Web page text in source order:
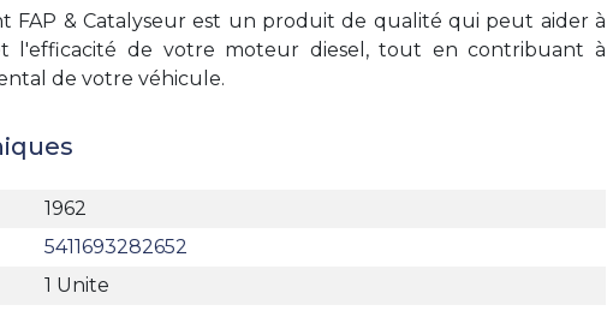
FAP & Catalyseur est un produit de qualité qui peut aider à
l'efficacité de votre moteur diesel, tout en contribuant à
de votre véhicule.
1962
5411693282652
1 Unite